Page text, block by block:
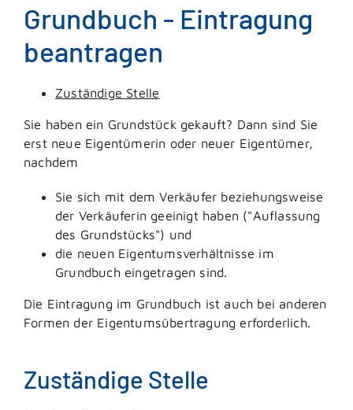
Grundbuch - Eintragung
beantragen
Zuständige Stelle
Sie haben ein Grundstück gekauft? Dann sind Sie
erst neue Eigentümerin oder neuer Eigentümer,
nachdem
Sie sich mit dem Verkäufer beziehungsweise
der Verkäuferin geeinigt haben ("Auflassung
des Grundstücks") und
die neuen Eigentumsverhältnisse im
Grundbuch eingetragen sind.
Die Eintragung im Grundbuch ist auch bei anderen
Formen der Eigentumsübertragung erforderlich.
Zuständige Stelle